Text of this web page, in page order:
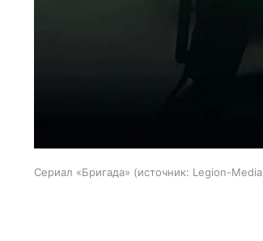
Сериал «Бригада» источник: Legion-Media